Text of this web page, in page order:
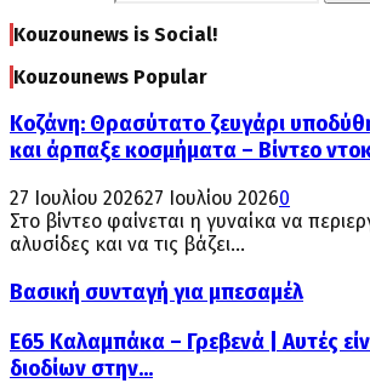
Kouzounews is Social!
Kouzounews Popular
Κοζάνη: Θρασύτατο ζευγάρι
και άρπαξε κοσμήματα – Βίντεο
27 Ιουλίου 202627 Ιουλίου 20260
Στο βίντεο φαίνεται η γυναίκα να
αλυσίδες και να τις βάζει...
Βασική συνταγή για μπεσαμέλ
Ε65 Καλαμπάκα – Γρεβενά | Αυτές
διοδίων στην...